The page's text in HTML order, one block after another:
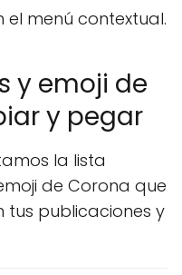
el menú contextual.
y emoji de
y pegar
la lista
de Corona que
publicaciones y